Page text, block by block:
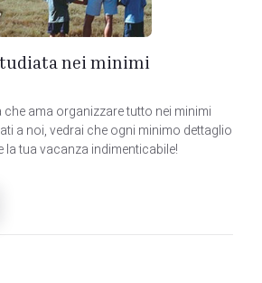
nei minimi
che ama organizzare tutto nei minimi
a noi, vedrai che ogni minimo dettaglio
la tua vacanza indimenticabile!